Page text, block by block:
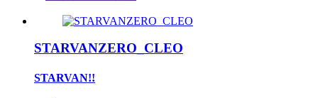
STARVANZERO_CLEO
STARVAN!!